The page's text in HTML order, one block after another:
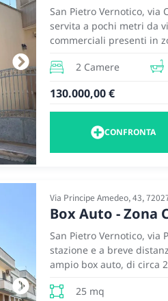
San Pietro Vernotico, via
servita a pochi metri da
commerciali presenti in
posta al piano terra con
rifiniture di ottima
una buona distribuzione
esterna privata
un ingresso/disimpegno,
giardino, due ampie
per godersi momenti
opportunità che elimina
2 Camere
130.000,00 €
CONFRONTA
Via Principe Amedeo, 43,
Box Auto - Zona
San Pietro Vernotico, via
stazione e a breve
ampio box auto, di circa
spazio di manovra
25 mq